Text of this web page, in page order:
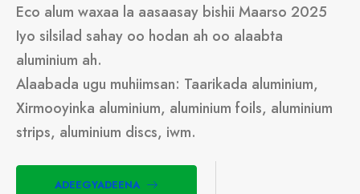
Eco alum waxaa la aasaasay bishii Maarso 2025
Iyo silsilad sahay oo hodan ah oo alaabta
aluminium ah.
Alaabada ugu muhiimsan: Taarikada aluminium,
Xirmooyinka aluminium, aluminium foils, aluminium
strips, aluminium discs, iwm.
ADEEGYADEENA